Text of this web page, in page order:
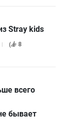
Stray kids
(
8
всего
бывает